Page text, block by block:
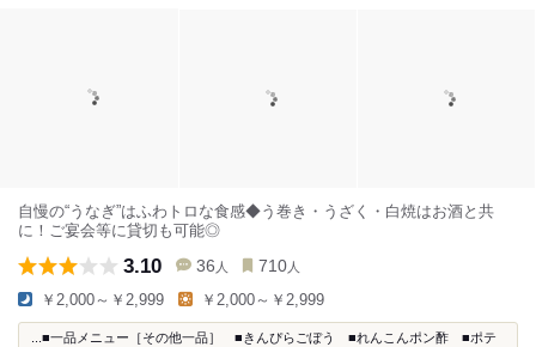
自慢の“うなぎ”はふわトロな食感◆う巻き・うざく・白焼はお酒と共
に！ご宴会等に貸切も可能◎
3.10 36 人 710 人
￥2,000～￥2,999 ￥2,000～￥2,999
...■一品メニュー［その他一品］ ■きんぴらごぼう ■れんこんポン酢 ■ポテ